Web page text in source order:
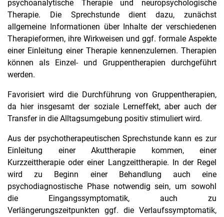
psychoanalytische Therapie und neuropsychologische
Therapie. Die Sprechstunde dient dazu, zunächst
allgemeine Informationen über Inhalte der verschiedenen
Therapieformen, ihre Wirkweisen und ggf. formale Aspekte
einer Einleitung einer Therapie kennenzulernen. Therapien
können als Einzel- und Gruppentherapien durchgeführt
werden.
Favorisiert wird die Durchführung von Gruppentherapien,
da hier insgesamt der soziale Lerneffekt, aber auch der
Transfer in die Alltagsumgebung positiv stimuliert wird.
Aus der psychotherapeutischen Sprechstunde kann es zur
Einleitung einer Akuttherapie kommen, einer
Kurzzeittherapie oder einer Langzeittherapie. In der Regel
wird zu Beginn einer Behandlung auch eine
psychodiagnostische Phase notwendig sein, um sowohl
die Eingangssymptomatik, auch zu
Verlängerungszeitpunkten ggf. die Verlaufssymptomatik,